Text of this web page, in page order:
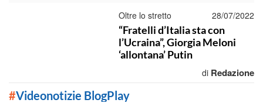
Oltre lo stretto 28/07/2022
“Fratelli d’Italia sta con
l’Ucraina”, Giorgia Meloni
‘allontana’ Putin
di Redazione
#Videonotizie BlogPlay